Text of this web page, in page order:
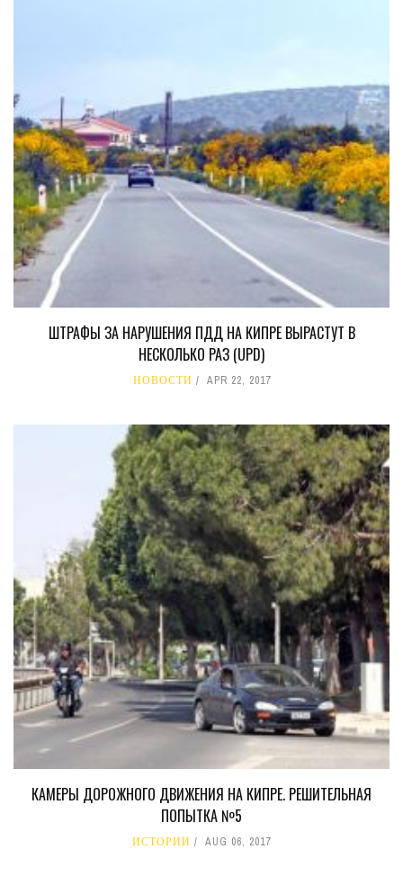
ШТРАФЫ ЗА НАРУШЕНИЯ ПДД НА КИПРЕ ВЫРАСТУТ В
НЕСКОЛЬКО РАЗ (UPD)
НОВОСТИ APR 22, 2017
КАМЕРЫ ДОРОЖНОГО ДВИЖЕНИЯ НА КИПРЕ. РЕШИТЕЛЬНАЯ
ПОПЫТКА №5
ИСТОРИИ AUG 06, 2017